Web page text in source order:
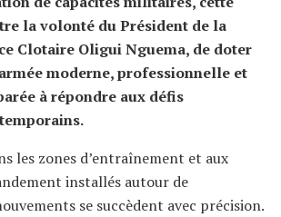
la volonté du Président de la
Clotaire Oligui Nguema, de doter
moderne, professionnelle et
à répondre aux défis
les zones d’entraînement et aux
installés autour de
se succèdent avec précision.